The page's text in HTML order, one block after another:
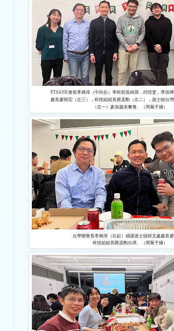
FTSANE會長李典璋（中向右）率幹部吳綺淵，邱愷雯，李佳
處長廖朝宏（左三），科技組組長蔡孟勳（左二），波士頓台
（左一）參加歲末餐會。（周菊子攝）
台學聯會長李典璋（右起）感謝波士頓經文處處長廖
科技組組長蔡孟勳出席。（周菊子攝）